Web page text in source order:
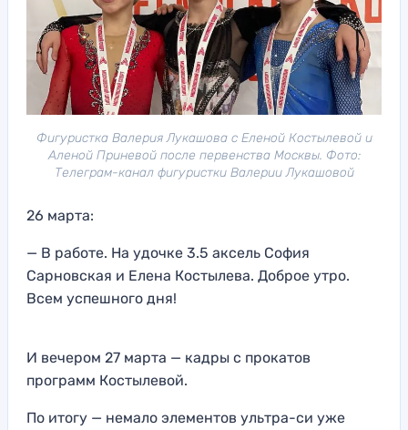
Фигуристка Валерия Лукашова с Еленой Костылевой и
Аленой Приневой после первенства Москвы. Фото:
Телеграм-канал фигуристки Валерии Лукашовой
26 марта:
— В работе. На удочке 3.5 аксель София
Сарновская и Елена Костылева. Доброе утро.
Всем успешного дня!
И вечером 27 марта — кадры с прокатов
программ Костылевой.
По итогу — немало элементов ультра-си уже